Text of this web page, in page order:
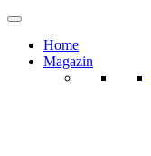
Home
Magazin